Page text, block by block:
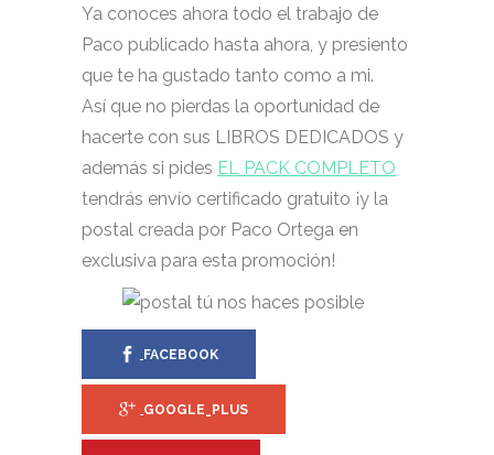
Ya conoces ahora todo el trabajo de
Paco publicado hasta ahora, y presiento
que te ha gustado tanto como a mi.
Así que no pierdas la oportunidad de
hacerte con sus LIBROS DEDICADOS y
además si pides EL PACK COMPLETO
tendrás envío certificado gratuito ¡y la
postal creada por Paco Ortega en
exclusiva para esta promoción!
FACEBOOK
GOOGLE_PLUS